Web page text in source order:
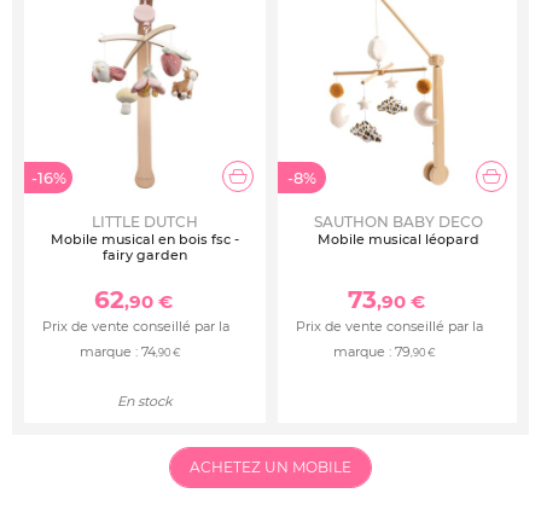
-16%
LITTLE DUTCH
Mobile musical en bois fsc -
fairy garden
62,90 €
Prix de vente conseillé par la
marque : 74,90 €
En stock
-8%
SAUTHON BABY DECO
Mobile musical léopard
73,90 €
Prix de vente conseillé par la
marque : 79,90 €
ACHETEZ UN MOBILE